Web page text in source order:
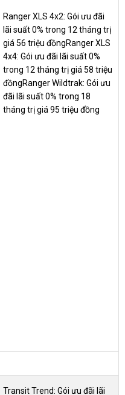
Ranger XLS 4x2: Gói ưu đãi
lãi suất 0% trong 12 tháng trị
giá 56 triệu đồngRanger XLS
4x4: Gói ưu đãi lãi suất 0%
trong 12 tháng trị giá 58 triệu
đồngRanger Wildtrak: Gói ưu
đãi lãi suất 0% trong 18
tháng trị giá 95 triệu đồng
Transit Trend: Gói ưu đãi lãi